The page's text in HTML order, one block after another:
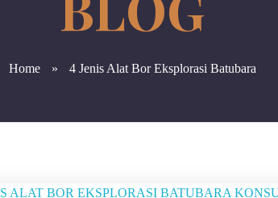
Home » 4 Jenis Alat Bor Eksplorasi Batubara